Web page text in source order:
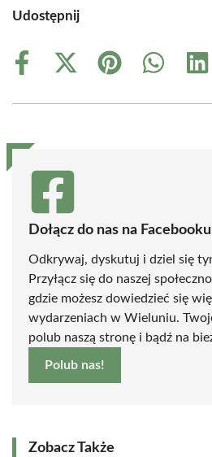
Udostępnij
Share
Share
(Twitter)
Share
Share
Dołącz do nas na
Odkrywaj, dyskutuj i dziel się
Przyłącz się do naszej
gdzie możesz dowiedzieć się
wydarzeniach w Wieluniu.
polub naszą stronę i bądź na
Polub nas!
Zobacz Także